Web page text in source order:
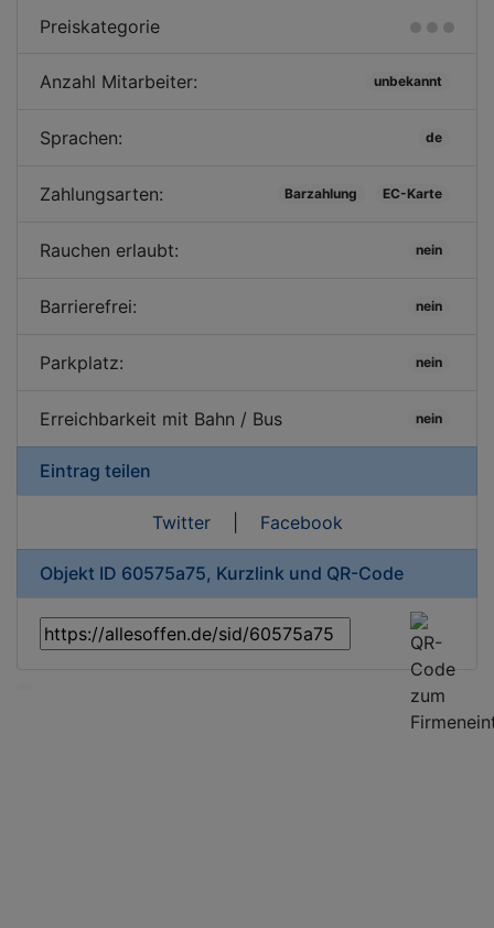
Preiskategorie
Anzahl Mitarbeiter: unbekannt
Sprachen: de
Zahlungsarten: Barzahlung EC-Karte
Rauchen erlaubt: nein
Barrierefrei: nein
Parkplatz: nein
Erreichbarkeit mit Bahn / Bus nein
Eintrag teilen
Twitter| Facebook
Objekt ID 60575a75, Kurzlink und QR-Code